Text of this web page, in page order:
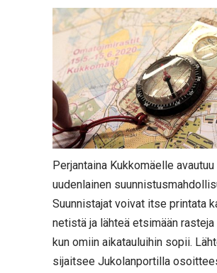
Perjantaina Kukkomäelle avautuu
uudenlainen
Suunnistajat voivat itse printata
netistä ja lähteä etsimään
kun omiin aikatauluihin sopii.
sijaitsee Jukolanportilla